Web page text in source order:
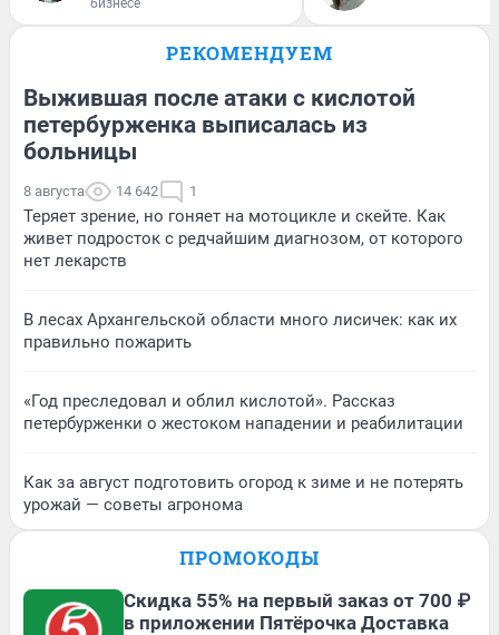
РЕКОМЕНДУЕМ
Выжившая после атаки с кислотой
петербурженка выписалась из
больницы
8 августа 14 642 1
Теряет зрение, но гоняет на мотоцикле и скейте. Как
живет подросток с редчайшим диагнозом, от которого
нет лекарств
В лесах Архангельской области много лисичек: как их
правильно пожарить
«Год преследовал и облил кислотой». Рассказ
петербурженки о жестоком нападении и реабилитации
Как за август подготовить огород к зиме и не потерять
урожай — советы агронома
ПРОМОКОДЫ
Скидка 55% на первый заказ от 700 ₽
в приложении Пятёрочка Доставка